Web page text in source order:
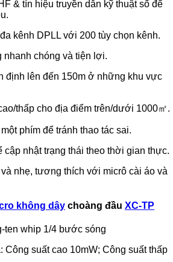
& tín hiệu truyền dẫn kỹ thuật số để
kênh DPLL với 200 tùy chọn kênh.
nhanh chóng và tiện lợi.
định lên đến 150m ở những khu vực
thấp cho địa điểm trên/dưới 1000㎡.
phím để tránh thao tác sai.
cập nhật trạng thái theo thời gian thực.
nhẹ, tương thích với micrô cài áo và
không dây choàng đầu XC-TP
ten whip 1/4 bước sóng
Công suất cao 10mW; Công suất thấp